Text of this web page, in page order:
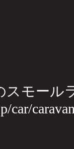
スモール
car/